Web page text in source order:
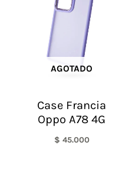
AGOTADO
Case Francia
Oppo A78 4G
$ 45.000